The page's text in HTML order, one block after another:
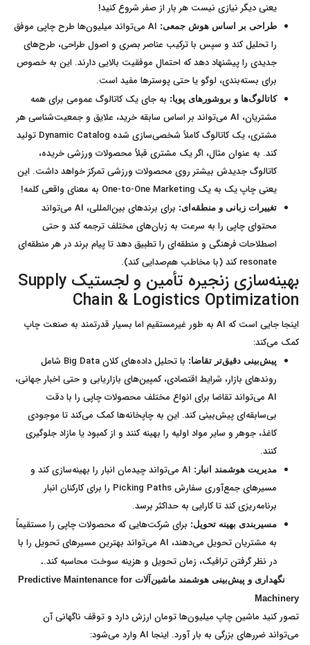
یعنی دیگر نیازی نیست هر بار از صفر شروع کنید!
طراحی بر اساس هوش جمعی:
AI می‌تواند میلیون‌ها طرح چاپی موفق
را تحلیل کند و سپس با ترکیب عناصر بصری و اصول طراحی، طرح‌های
جدیدی را پیشنهاد دهد که احتمال موفقیت بالایی دارند. این به خصوص
برای بسته‌بندی، لوگو یا حتی پوسترها مفید است.
کاتالوگ‌ها و بروشورهای پویا: به جای یک کاتالوگ عمومی برای همه
مشتریان، AI می‌تواند بر اساس سابقه خرید، علایق و جمعیت‌شناسی هر
مشتری، یک کاتالوگ کاملاً شخصی‌سازی شده Dynamic Catalog تولید
کند. به عنوان مثال، اگر یک مشتری قبلاً محصولات ورزشی خریده،
کاتالوگ جدیدش بیشتر روی محصولات ورزشی تمرکز خواهد داشت. این
یعنی چاپ یک به یک One-to-One Marketing به معنای واقعی کلمه!
تغییرات زبانی و منطقه‌ای:
برای برندهای بین‌المللی، AI می‌تواند
محتوای چاپی را به سرعت به زبان‌های مختلف ترجمه کند و حتی
اصطلاحات فرهنگی و منطقه‌ای را تطبیق دهد تا پیام برند در هر منطقه‌ای
resonate کند (با مخاطب هم‌صدایی کند).
بهینه‌سازی زنجیره تأمین و لجستیک Supply
Chain & Logistics Optimization
اینجا جایی است که AI به طور غیرمستقیم اما بسیار قدرتمند به صنعت چاپ
کمک می‌کند:
پیش‌بینی دقیق‌تر تقاضا:
با تحلیل داده‌های کلان Big Data شامل
روندهای بازار، شرایط اقتصادی، کمپین‌های بازاریابی و حتی اخبار جهانی،
AI می‌تواند تقاضا برای انواع مختلف محصولات چاپی را با دقت
بی‌سابقه‌ای پیش‌بینی کند. این به چاپخانه‌ها کمک می‌کند تا موجودی
کاغذ، جوهر و سایر مواد اولیه را بهینه کنند و از کمبود یا مازاد جلوگیری
کنند.
مدیریت هوشمند انبار:
AI می‌تواند چیدمان انبار را بهینه‌سازی کند و
مسیرهای جمع‌آوری سفارش Picking Paths را برای کارکنان انبار
برنامه‌ریزی کند تا کارایی به حداکثر برسد.
مسیربندی بهینه تحویل: برای شرکت‌هایی که محصولات چاپی را مستقیماً
به مشتریان تحویل می‌دهند، AI می‌تواند بهترین مسیرهای تحویل را با
در نظر گرفتن ترافیک، زمان تحویل و هزینه سوخت محاسبه کند..
نگهداری و پیش‌بینی هوشمند ماشین‌آلات Predictive Maintenance for
Machinery
تصور کنید ماشین چاپ میلیون‌ها تومان ارزش دارد و توقف ناگهانی آن
می‌تواند ضررهای بزرگی به بار آورد. اینجا AI وارد می‌شود: